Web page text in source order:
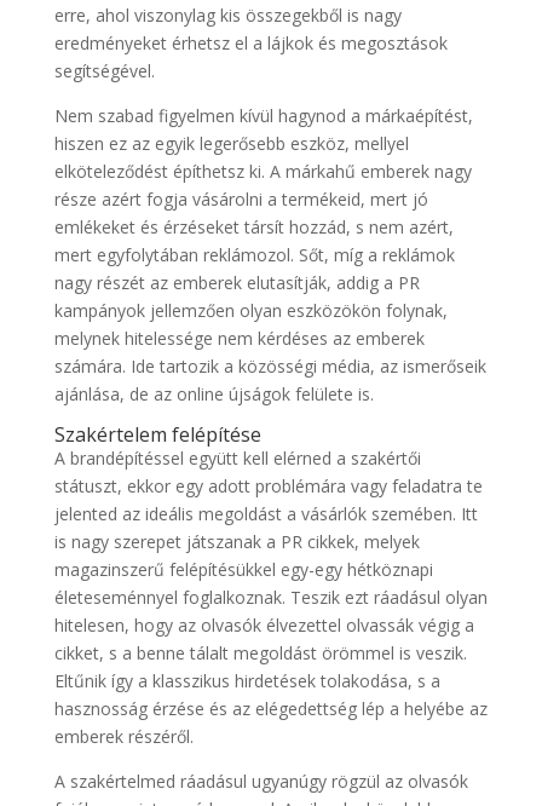
erre, ahol viszonylag kis összegekből is nagy
eredményeket érhetsz el a lájkok és megosztások
segítségével.
Nem szabad figyelmen kívül hagynod a márkaépítést,
hiszen ez az egyik legerősebb eszköz, mellyel
elköteleződést építhetsz ki. A márkahű emberek nagy
része azért fogja vásárolni a termékeid, mert jó
emlékeket és érzéseket társít hozzád, s nem azért,
mert egyfolytában reklámozol. Sőt, míg a reklámok
nagy részét az emberek elutasítják, addig a PR
kampányok jellemzően olyan eszközökön folynak,
melynek hitelessége nem kérdéses az emberek
számára. Ide tartozik a közösségi média, az ismerőseik
ajánlása, de az online újságok felülete is.
Szakértelem felépítése
A brandépítéssel együtt kell elérned a szakértői
státuszt, ekkor egy adott problémára vagy feladatra te
jelented az ideális megoldást a vásárlók szemében. Itt
is nagy szerepet játszanak a PR cikkek, melyek
magazinszerű felépítésükkel egy-egy hétköznapi
életeseménnyel foglalkoznak. Teszik ezt ráadásul olyan
hitelesen, hogy az olvasók élvezettel olvassák végig a
cikket, s a benne tálalt megoldást örömmel is veszik.
Eltűnik így a klasszikus hirdetések tolakodása, s a
hasznosság érzése és az elégedettség lép a helyébe az
emberek részéről.
A szakértelmed ráadásul ugyanúgy rögzül az olvasók